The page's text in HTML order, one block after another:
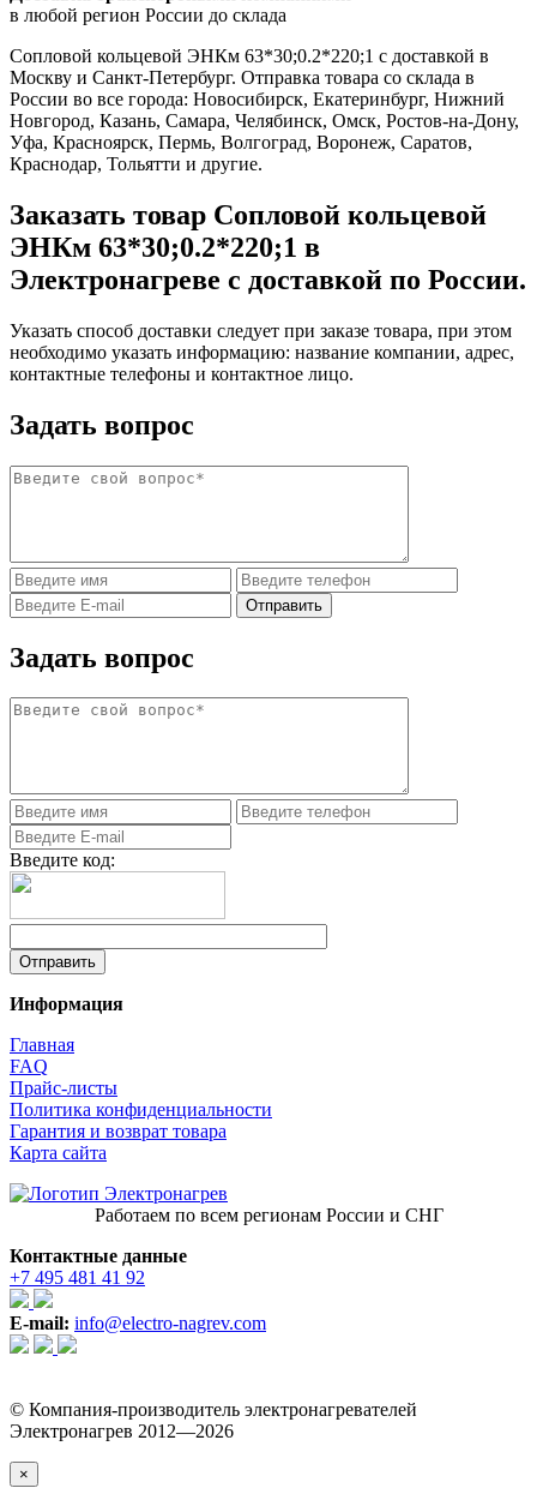
в любой регион России до склада
Сопловой кольцевой ЭНКм 63*30;0.2*220;1 с доставкой в
Москву и Санкт-Петербург. Отправка товара со склада в
России во все города: Новосибирск, Екатеринбург, Нижний
Новгород, Казань, Самара, Челябинск, Омск, Ростов-на-Дону,
Уфа, Красноярск, Пермь, Волгоград, Воронеж, Саратов,
Краснодар, Тольятти и другие.
Заказать товар Сопловой кольцевой
ЭНКм 63*30;0.2*220;1 в
Электронагреве с доставкой по России.
Указать способ доставки следует при заказе товара, при этом
необходимо указать информацию: название компании, адрес,
контактные телефоны и контактное лицо.
Задать вопрос
Задать вопрос
Введите код:
Информация
Главная
FAQ
Прайс-листы
Политика конфиденциальности
Гарантия и возврат товара
Карта сайта
Работаем по всем регионам России и СНГ
Контактные данные
+7 495 481 41 92
E-mail: info@electro-nagrev.com
© Компания-производитель электронагревателей
Электронагрев 2012—2026
×